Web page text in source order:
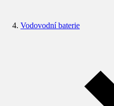
Vodovodní baterie